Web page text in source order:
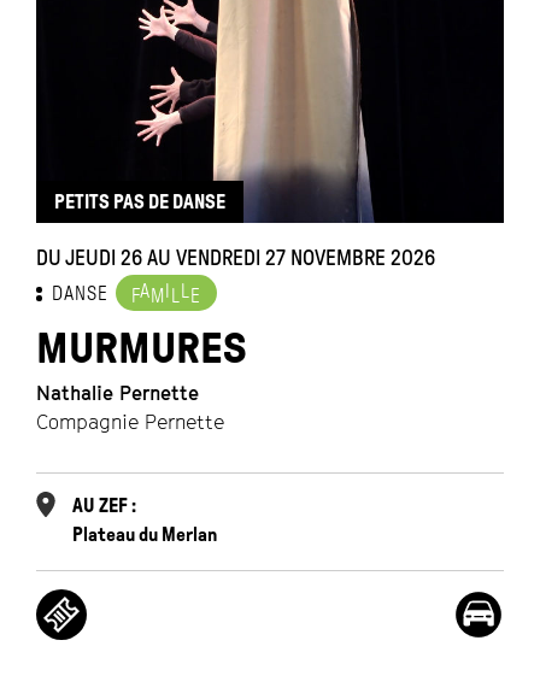
PETITS PAS DE DANSE
DU JEUDI 26 AU VENDREDI 27 NOVEMBRE 2026
DANSE FAM LE
MURMURES
Nathalie Pernette
Compagnie Pernette
AU ZEF :
Plateau du Merlan